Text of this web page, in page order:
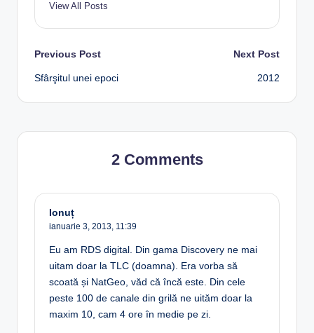
View All Posts
Post
navigation
Previous Post
Sfârşitul unei epoci
Next Post
2012
2 Comments
Ionuț
ianuarie 3, 2013, 11:39
Eu am RDS digital. Din gama Discovery ne mai
uitam doar la TLC (doamna). Era vorba să
scoată și NatGeo, văd că încă este. Din cele
peste 100 de canale din grilă ne uităm doar la
maxim 10, cam 4 ore în medie pe zi.